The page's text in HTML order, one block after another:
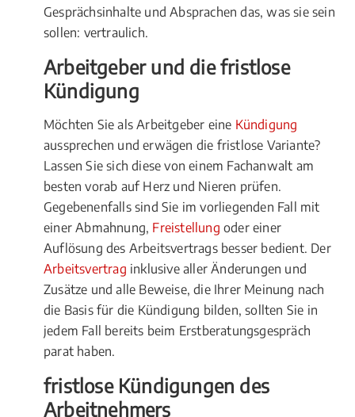
Gesprächsinhalte und Absprachen das, was sie sein
sollen: vertraulich.
Arbeitgeber und die fristlose
Kündigung
Möchten Sie als Arbeitgeber eine Kündigung
aussprechen und erwägen die fristlose Variante?
Lassen Sie sich diese von einem Fachanwalt am
besten vorab auf Herz und Nieren prüfen.
Gegebenenfalls sind Sie im vorliegenden Fall mit
einer Abmahnung, Freistellung oder einer
Auflösung des Arbeitsvertrags besser bedient. Der
Arbeitsvertrag inklusive aller Änderungen und
Zusätze und alle Beweise, die Ihrer Meinung nach
die Basis für die Kündigung bilden, sollten Sie in
jedem Fall bereits beim Erstberatungsgespräch
parat haben.
fristlose Kündigungen des
Arbeitnehmers